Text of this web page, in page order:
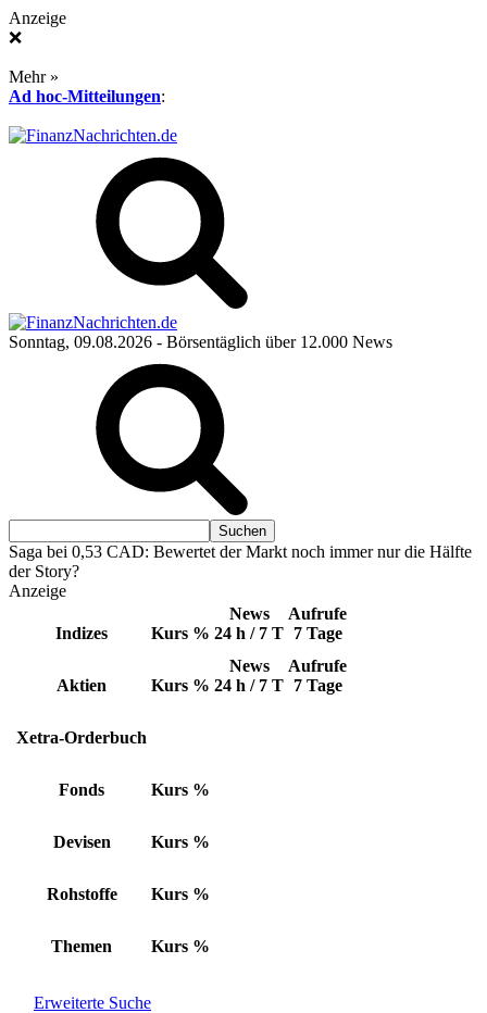
Anzeige
❌
Mehr »
Ad hoc-Mitteilungen:
Sonntag, 09.08.2026 - Börsentäglich über 12.000 News
Saga bei 0,53 CAD: Bewertet der Markt noch immer nur die Hälfte
der Story?
Anzeige
Indizes Kurs %
News
24 h / 7 T
Aufrufe
7 Tage
Aktien Kurs %
News
24 h / 7 T
Aufrufe
7 Tage
Xetra-Orderbuch
Fonds Kurs %
Devisen Kurs %
Rohstoffe Kurs %
Themen Kurs %
Erweiterte Suche